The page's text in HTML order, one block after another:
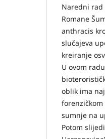
Naredni
Romane
anthracis
slučajeva
kreiranje
U ovom
oblik ima
sumnje na
Potom